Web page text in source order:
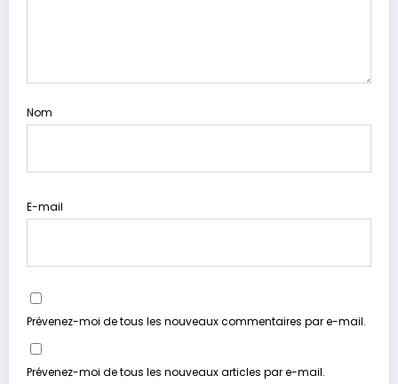
Nom
E-mail
Prévenez-moi de tous les nouveaux commentaires par e-mail.
Prévenez-moi de tous les nouveaux articles par e-mail.